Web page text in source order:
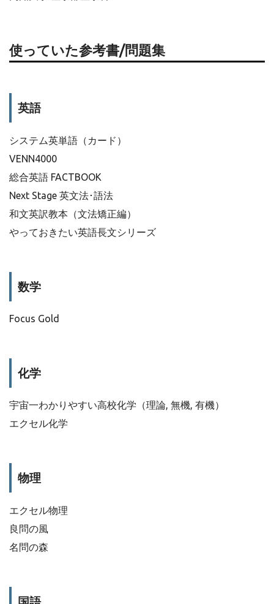
使っていた参考書/問題集
英語
システム英単語（カード）
VENN4000
総合英語 FACTBOOK
Next Stage 英文法･語法
和文英訳教本（文法矯正編）
やっておきたい英語長文シリーズ
数学
Focus Gold
化学
宇宙一わかりやすい高校化学（理論, 無機, 有機）
エクセル化学
物理
エクセル物理
良問の風
名問の森
国語